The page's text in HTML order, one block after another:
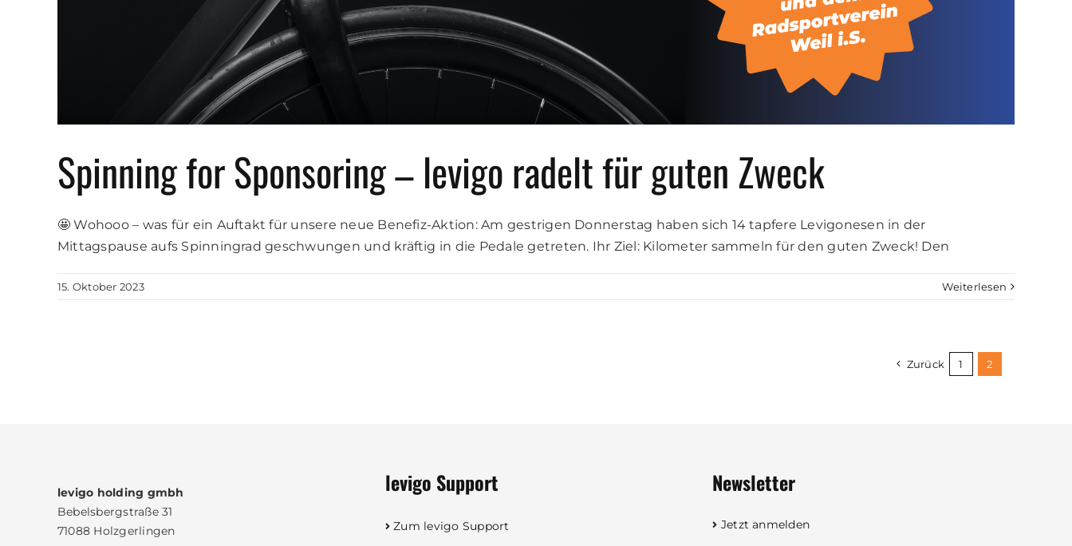
Spinning for Sponsoring – levigo radelt für guten Zweck
🤩 Wohooo – was für ein Auftakt für unsere neue Benefiz-Aktion: Am gestrigen Donnerstag haben sich 14 tapfere Levigonesen in der
Mittagspause aufs Spinningrad geschwungen und kräftig in die Pedale getreten. Ihr Ziel: Kilometer sammeln für den guten Zweck! Den
15. Oktober 2023 Weiterlesen
Zurück 1 2
levigo holding gmbh
Bebelsbergstraße 31
71088 Holzgerlingen
levigo Support
Zum levigo Support
Newsletter
Jetzt anmelden